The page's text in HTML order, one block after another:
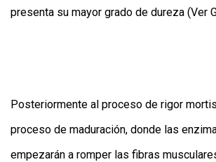
presenta su mayor grado de dureza (Ver
Posteriormente al proceso de rigor
proceso de maduración, donde las
empezarán a romper las fibras